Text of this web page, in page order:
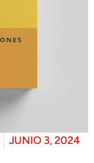
JUNIO 3, 2024